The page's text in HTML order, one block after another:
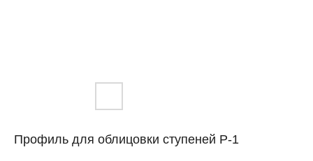
Профиль для облицовки ступеней Р-1